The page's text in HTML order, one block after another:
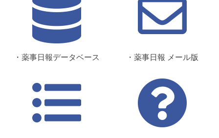
・薬事日報データベース ・薬事日報 メール版